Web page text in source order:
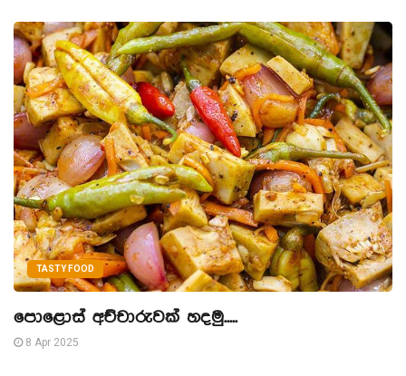
TASTY FOOD
පොළොස් අච්චාරුවක් හදමු.....
8 Apr 2025